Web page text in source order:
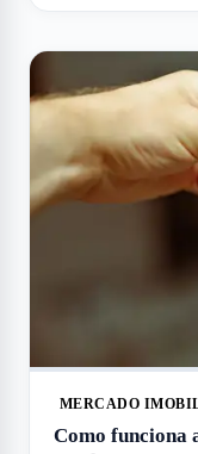
MERCADO
Como funciona